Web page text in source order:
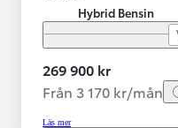
Hybrid Bensin
269 900 kr
Från 3 170 kr/mån
Läs mer